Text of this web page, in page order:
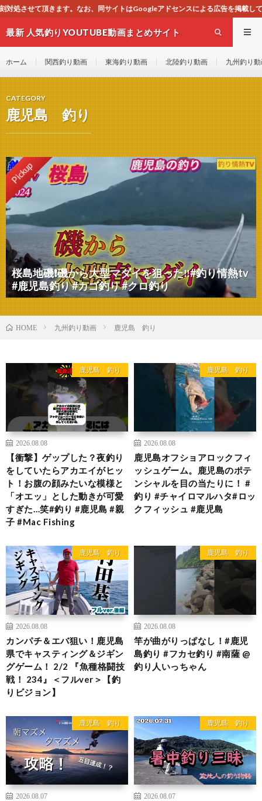
サイトはGoogleアドセンスによる広告を掲載しております。
最新 人気釣りYOUTUBE動画まとめサイト
ホーム 関西釣り動画 東海釣り動画 北陸釣り動画 九州釣り
CATEGORY
鹿児島 釣り
Pickup
桜島地磯❗️磯から大型マダイを狙った‼️#釣り情熱tv
#鹿児島釣り #カゴ釣り #クロ釣り
HOME 九州釣り動画 鹿児島 釣り
鹿児島 釣り
2026.08.08
【衝撃】ゲップした？夜釣り
をしていたらアカエイがヒッ
ト！お腹の顔みたいな模様と
「オエッ」とした動きが可愛
すぎた…笑#釣り #鹿児島 #親
子 #Mac Fishing
鹿児島 釣り
2026.08.08
鹿児島オフショアロックフィ
ッシュゲーム。鹿児島のポテ
ンシャルを目の当たりに！ #
釣り #チャイロマルハタ#ロッ
クフィッシュ #鹿児島
鹿児島 釣り
2026.08.08
カンパチ＆エバ狙い！鹿児島
県でキャスティング＆ジギン
グゲーム！ 2/2 『魚種格闘技
戦！ 234』＜フルver＞【釣
りビジョン】
鹿児島 釣り
2026.08.08
竿が曲がりっぱなし！#鹿児
島釣り #フカセ釣り #南薩 @
釣り人いっちゃん
鹿児島 釣り
2026.08.07
鹿児島 釣り
2026.08.07